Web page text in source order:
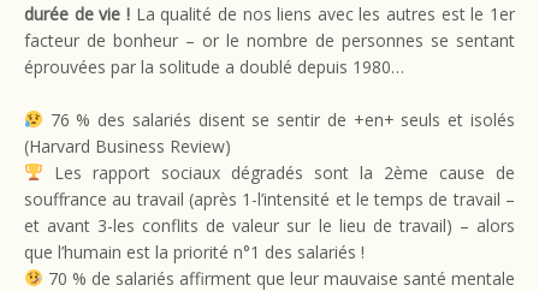
durée de vie !La qualité de nos liens avec les autres est le 1er
facteur de bonheur – or le nombre de personnes se sentant
éprouvées par la solitude a doublé depuis 1980…
76 % des salariés disent se sentir de +en+ seuls et isolés
(Harvard Business Review)
Les rapport sociaux dégradés sont la 2ème cause de
souffrance au travail (après 1-l’intensité et le temps de travail –
et avant 3-les conflits de valeur sur le lieu de travail) – alors
que l’humain est la priorité n°1 des salariés !
70 % de salariés affirment que leur mauvaise santé mentale